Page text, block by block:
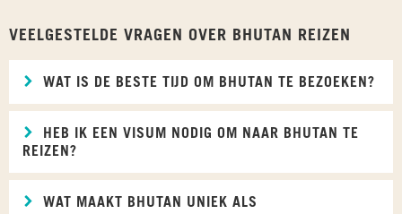
VEELGESTELDE VRAGEN OVER BHUTAN REIZEN
WAT IS DE BESTE TIJD OM BHUTAN TE BEZOEKEN?
HEB IK EEN VISUM NODIG OM NAAR BHUTAN TE
REIZEN?
WAT MAAKT BHUTAN UNIEK ALS